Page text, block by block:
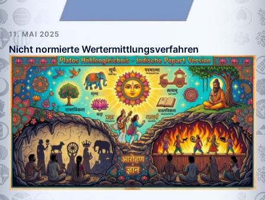
11. MAI 2025
Nicht normierte Wertermittlungsverfahren